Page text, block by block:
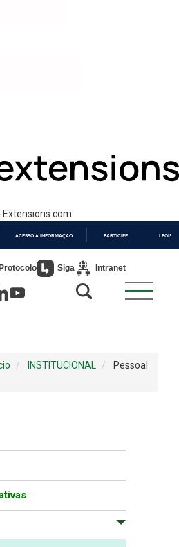
Extensions.com
PARA
ACESSO À INFORMAÇÃO PARTICIPE
Protocolo Siga Intranet
INSTITUCIONAL
Pessoal